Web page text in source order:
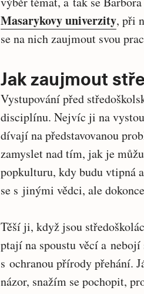
Masarykovy univerzity, při
se na nich zaujmout svou
Jak zaujmout
Vystupování před
disciplínu. Nejvíc ji na
dívají na představovanou
zamyslet nad tím, jak je
popkulturu, kdy budu vtipná
se s jinými vědci, ale
Těší ji, když jsou
ptají na spoustu věcí a
s ochranou přírody přehání.
názor, snažím se pochopit,